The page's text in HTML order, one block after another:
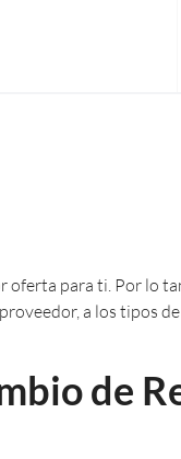
oferta para ti. Por lo
a los tipos
de